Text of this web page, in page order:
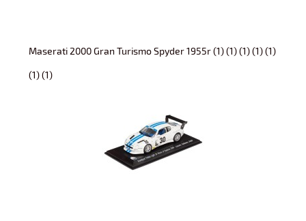
Maserati 2000 Gran Turismo Spyder 1955r (1) (1) (1) (1) (1)
(1) (1)